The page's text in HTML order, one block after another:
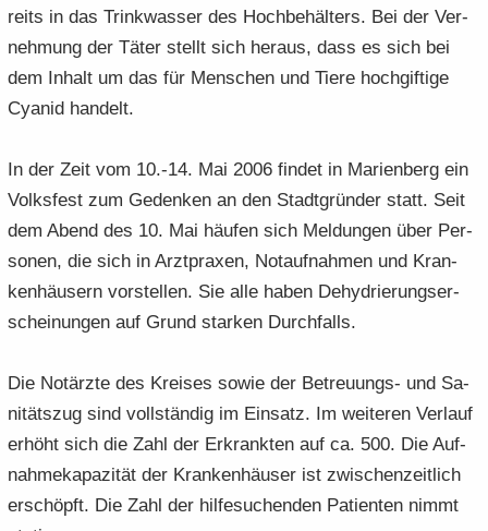
reits in das Trink­was­ser des Hoch­be­häl­ters. Bei der Ver­
neh­mung der Täter stellt sich her­aus, dass es sich bei
dem In­halt um das für Men­schen und Tiere hoch­gif­ti­ge
Cya­nid han­delt.
In der Zeit vom 10.-14. Mai 2006 fin­det in Ma­ri­en­berg ein
Volks­fest zum Ge­den­ken an den Stadt­grün­der statt. Seit
dem Abend des 10. Mai häu­fen sich Mel­dun­gen über Per­
so­nen, die sich in Arzt­pra­xen, Not­auf­nah­men und Kran­
ken­häu­sern vor­stel­len. Sie alle haben De­hy­drie­rungs­er­
schei­nun­gen auf Grund star­ken Durch­falls.
Die Not­ärz­te des Krei­ses sowie der Betreuungs-​ und Sa­
ni­täts­zug sind voll­stän­dig im Ein­satz. Im wei­te­ren Ver­lauf
er­höht sich die Zahl der Er­krank­ten auf ca. 500. Die Auf­
nah­me­ka­pa­zi­tät der Kran­ken­häu­ser ist zwi­schen­zeit­lich
er­schöpft. Die Zahl der hil­fe­su­chen­den Pa­ti­en­ten nimmt